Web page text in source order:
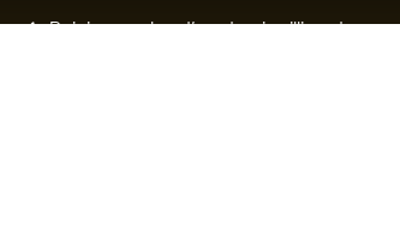
Rejoignez plus d’un demi-million de